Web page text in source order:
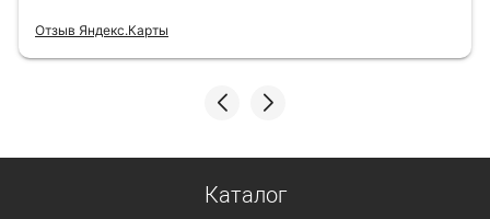
Отзыв Яндекс.Карты
Каталог